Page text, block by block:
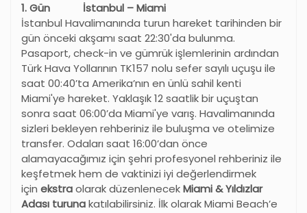
1. Gün İstanbul – Miami
İstanbul Havalimanında turun hareket tarihinden bir
gün önceki akşamı saat 22:30'da bulunma.
Pasaport, check-in ve gümrük işlemlerinin ardından
Türk Hava Yollarının TK157 nolu sefer sayılı uçuşu ile
saat 00:40’ta Amerika’nın en ünlü sahil kenti
Miami'ye hareket. Yaklaşık 12 saatlik bir uçuştan
sonra saat 06:00’da Miami'ye varış. Havalimanında
sizleri bekleyen rehberiniz ile buluşma ve otelimize
transfer. Odaları saat 16:00’dan önce
alamayacağımız için şehri profesyonel rehberiniz ile
keşfetmek hem de vaktinizi iyi değerlendirmek
için ekstraolarak düzenlenecekMiami & Yıldızlar
Adası turunakatılabilirsiniz. İlk olarak Miami Beach’e